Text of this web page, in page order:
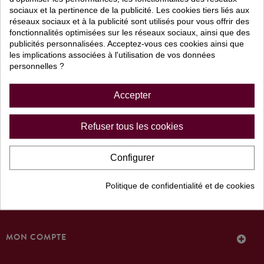
QUI SOMMES-NOUS ?
Prestige Millésimes
NOS PRIX HT / TTC
LIVRAISON ET PAIEMENT
Voir nos conditions
NOS COUPS DE COEUR
Découvrez notre sélection
MON COMPTE
sociaux et la pertinence de la publicité. Les cookies tiers liés aux
réseaux sociaux et à la publicité sont utilisés pour vous offrir des
fonctionnalités optimisées sur les réseaux sociaux, ainsi que des
publicités personnalisées. Acceptez-vous ces cookies ainsi que
les implications associées à l'utilisation de vos données
personnelles ?
Accepter
Refuser tous les cookies
Configurer
Politique de confidentialité et de cookies